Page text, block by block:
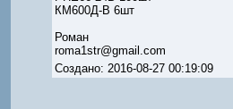
КМ600Д-В 6шт
Роман
roma1str@gmail.com
Создано: 2016-08-27 00:19:09